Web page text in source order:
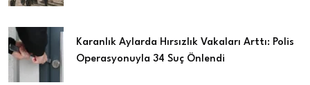
Karanlık Aylarda Hırsızlık Vakaları Arttı: Polis
Operasyonuyla 34 Suç Önlendi